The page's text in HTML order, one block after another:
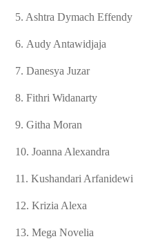
5. Ashtra Dymach Effendy
6. Audy Antawidjaja
7. Danesya Juzar
8. Fithri Widanarty
9. Githa Moran
10. Joanna Alexandra
11. Kushandari Arfanidewi
12. Krizia Alexa
13. Mega Novelia